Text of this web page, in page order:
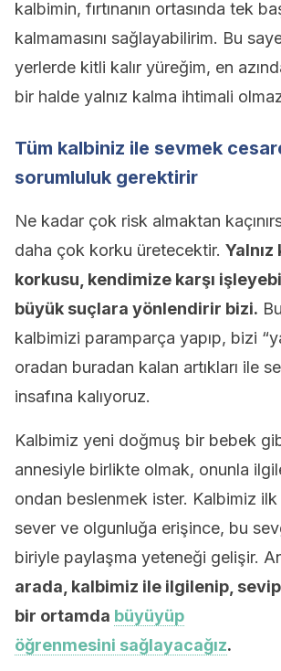
kalbimin, fırtınanın ortasında tek
kalmamasını sağlayabilirim. Bu
yerlerde kitli kalır yüreğim, en
bir halde yalnız kalma ihtimali
Tüm kalbiniz ile sevmek
sorumluluk gerektirir
Ne kadar çok risk almaktan
daha çok korku üretecektir. Yalnız
korkusu, kendimize karşı
büyük suçlara yönlendirir bizi.
kalbimizi paramparça yapıp, bizi
oradan buradan kalan artıkları ile
insafına kalıyoruz.
Kalbimiz yeni doğmuş bir bebek
annesiyle birlikte olmak, onunla
ondan beslenmek ister. Kalbimiz
sever ve olgunluğa erişince, bu
biriyle paylaşma yeteneği gelişir.
arada, kalbimiz ile ilgilenip,
bir ortamda büyüyüp
öğrenmesini sağlayacağız.